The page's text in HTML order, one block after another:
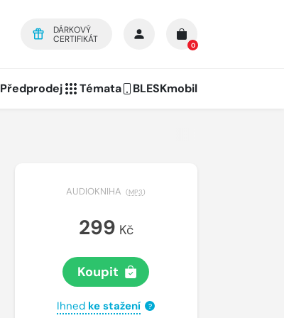
DÁRKOVÝ
CERTIFIKÁT
0
Předprodej Témata BLESKmobil
AUDIOKNIHA (MP3)
299 Kč
Koupit
Ihned ke stažení ?